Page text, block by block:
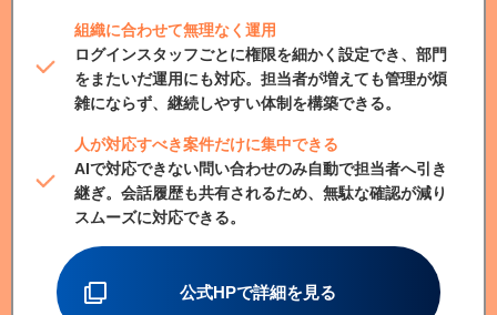
組織に合わせて無理なく運用
ログインスタッフごとに権限を細かく設定でき、部門
をまたいだ運用にも対応。担当者が増えても管理が煩
雑にならず、継続しやすい体制を構築できる。
人が対応すべき案件だけに集中できる
AIで対応できない問い合わせのみ自動で担当者へ引き
継ぎ。会話履歴も共有されるため、無駄な確認が減り
スムーズに対応できる。
公式HPで詳細を見る